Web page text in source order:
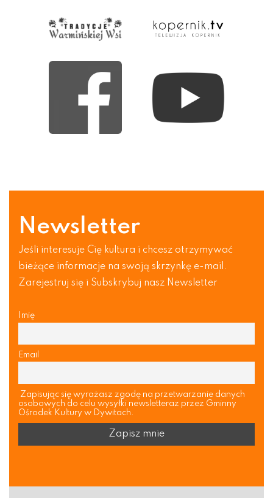
Newsletter
Jeśli interesuje Cię kultura i chcesz otrzymywać
bieżące informacje na swoją skrzynkę e-mail.
Zarejestruj się i Subskrybuj nasz Newsletter
Imię
Email
Zapisując się wyrażasz zgodę na przetwarzanie danych
osobowych do celu wysyłki newsletteraz przez Gminny
Ośrodek Kultury w Dywitach.